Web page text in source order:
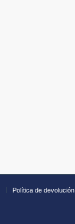
Política de devolución